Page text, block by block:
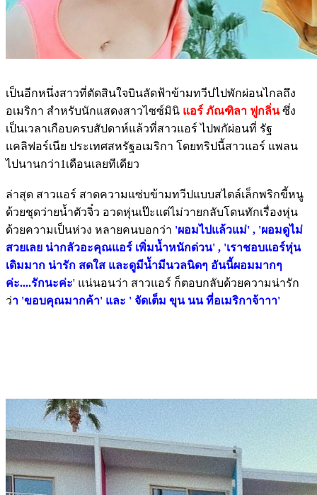
เป็นอีกหนึ่งสาวที่ตัดสินใจบินลัดฟ้าข้ามทวีปไปพักผ่อนไกลถึง
อเมริกา สำหรับนักแสดงสาวไซซ์มินิ แอร์ ภัณฑิลา ฟูกลิ่นซึ่ง
เป็นเวลาเกือบครบสัปดาห์แล้วที่สาวแอร์ ไปพกัผ่อนที่ รัฐ
แคลิฟอร์เนีย ประเทศสหรัฐอเมริกา โดยทริปนี้สาวแอร์ แพลน
ไปนานกว่า1เดือนเลยทีเดียว
ล่าสุด สาวแอร์ สาดความแซ่บข้ามทวีปแบบสไตล์เล็กพริกขี้หนู
ด้วยชุดว่ายน้ำตัวจิ๋ว อวดหุ่นเป๊ะแต่ไม่วายกลับโดนทักเรื่องหุ่น
ด้วยความเป็นห่วง หลายคนบอกว่า 'ผอมไปแล้วแม่' , 'ผอมดูไม่
สวยเลย น่ากลัวอะคุณแอร์ เพิ่มน้ำหนักด่วน' , 'เราชอบแอร์หุ่น
เดิมมาก น่ารัก สดใส และดูมีน้ำมีนวลนิดๆ อันนี้ผอมมากๆ
ค่ะ....รักนะค่ะ' แน่นอนว่า สาวแอร์ ก็ตอบกลับด้วยความน่ารัก
ว่า 'ขอบคุณมากค้า' และ ' จัดเต็ม ขุน นน ที่อเมริกาจ้าาา'